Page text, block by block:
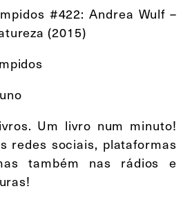
#422: Andrea Wulf –
(2015)
Um livro num minuto!
redes sociais, plataformas
também nas rádios e